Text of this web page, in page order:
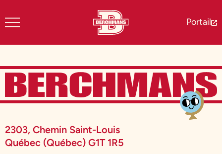
Portail
2303, Chemin Saint-Louis
Québec (Québec) G1T 1R5